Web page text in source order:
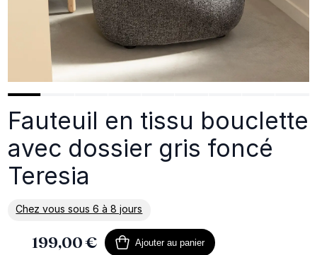
Fauteuil en tissu bouclette
avec dossier gris foncé
Teresia
Chez vous sous 6 à 8 jours
En savoir plus sur la livraison
199,00 € Ajouter au panier